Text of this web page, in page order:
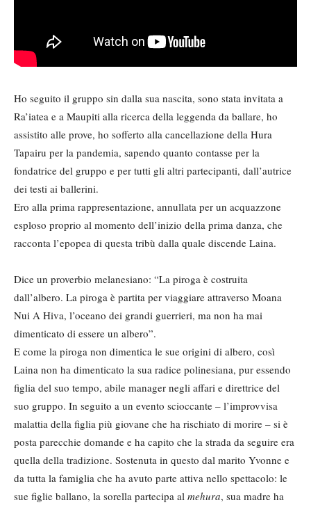
Ho seguito il gruppo sin dalla sua nascita, sono stata invitata a
Ra’iatea e a Maupiti alla ricerca della leggenda da ballare, ho
assistito alle prove, ho sofferto alla cancellazione della Hura
Tapairu per la pandemia, sapendo quanto contasse per la
fondatrice del gruppo e per tutti gli altri partecipanti, dall’autrice
dei testi ai ballerini.
Ero alla prima rappresentazione, annullata per un acquazzone
esploso proprio al momento dell’inizio della prima danza, che
racconta l’epopea di questa tribù dalla quale discende Laina.
Dice un proverbio melanesiano: “La piroga è costruita
dall’albero. La piroga è partita per viaggiare attraverso Moana
Nui A Hiva, l’oceano dei grandi guerrieri, ma non ha mai
dimenticato di essere un albero”.
E come la piroga non dimentica le sue origini di albero, così
Laina non ha dimenticato la sua radice polinesiana, pur essendo
figlia del suo tempo, abile manager negli affari e direttrice del
suo gruppo. In seguito a un evento scioccante – l’improvvisa
malattia della figlia più giovane che ha rischiato di morire – si è
posta parecchie domande e ha capito che la strada da seguire era
quella della tradizione. Sostenuta in questo dal marito Yvonne e
da tutta la famiglia che ha avuto parte attiva nello spettacolo: le
sue figlie ballano, la sorella partecipa al mehura, sua madre ha